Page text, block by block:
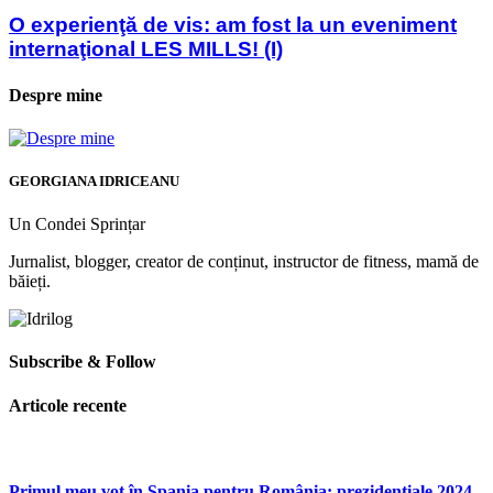
O experienţă de vis: am fost la un eveniment
internaţional LES MILLS! (I)
Despre mine
GEORGIANA IDRICEANU
Un Condei Sprințar
Jurnalist, blogger, creator de conținut, instructor de fitness, mamă de
băieți.
Subscribe & Follow
Articole recente